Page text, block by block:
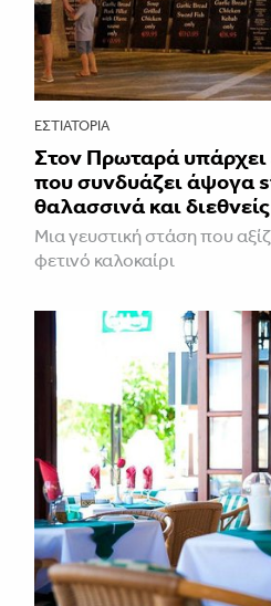
ΕΣΤΙΑΤΌΡΙΑ
Στον Πρωταρά υπάρχει
που συνδυάζει άψογα
θαλασσινά και
Μια γευστική στάση που
φετινό καλοκαίρι